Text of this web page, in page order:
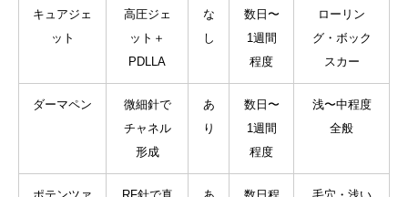
キュアジェ
ット
高圧ジェ
ット＋
PDLLA
な
し
数日〜
1週間
程度
ローリン
グ・ボック
スカー
ダーマペン
微細針で
チャネル
形成
あ
り
数日〜
1週間
程度
浅〜中程度
全般